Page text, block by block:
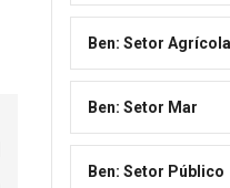
Ben: Setor Agrícola
Ben: Setor Mar
Ben: Setor Público